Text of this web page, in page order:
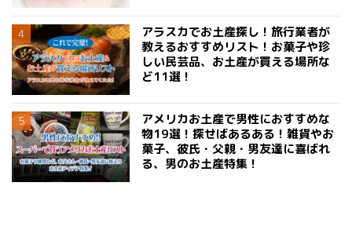
アラスカでお土産探し！旅行業者が
教えるおすすめリスト！お菓子や珍
しい民芸品、お土産が買える場所な
ど11選！
アメリカお土産で男性におすすめな
物19選！探せばあるある！雑貨やお
菓子、彼氏・父親・男友達に喜ばれ
る、男のお土産特集！